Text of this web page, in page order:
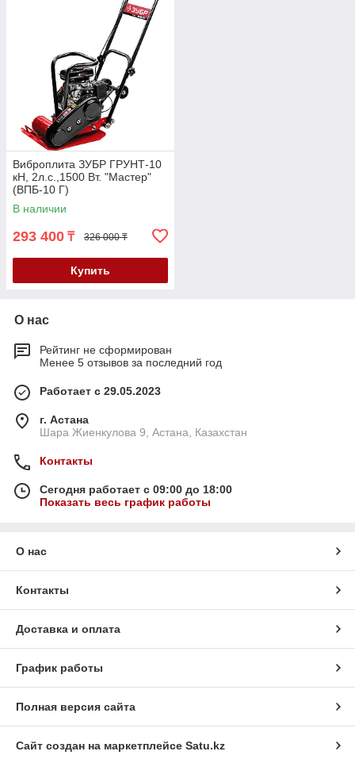
Виброплита ЗУБР ГРУНТ-10
кН, 2л.с.,1500 Вт. "Мастер"
(ВПБ-10 Г)
В наличии
293 400 ₸ 326 000 ₸
Купить
О нас
Рейтинг не сформирован
Менее 5 отзывов за последний год
Работает с 29.05.2023
г. Астана
Шара Жиенкулова 9, Астана, Казахстан
Контакты
Сегодня работает с 09:00 до 18:00
Показать весь график работы
О нас
Контакты
Доставка и оплата
График работы
Полная версия сайта
Сайт создан на маркетплейсе Satu.kz